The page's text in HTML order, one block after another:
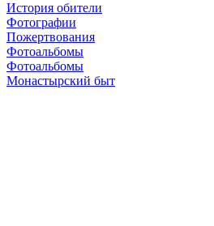
История обители
Фотографии
Пожертвования
Фотоальбомы
Фотоальбомы
Монастырский быт